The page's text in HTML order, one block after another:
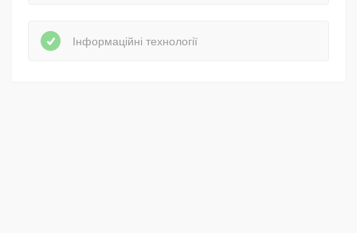
Інформаційні технології